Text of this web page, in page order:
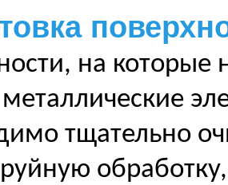
на которые
тщательно